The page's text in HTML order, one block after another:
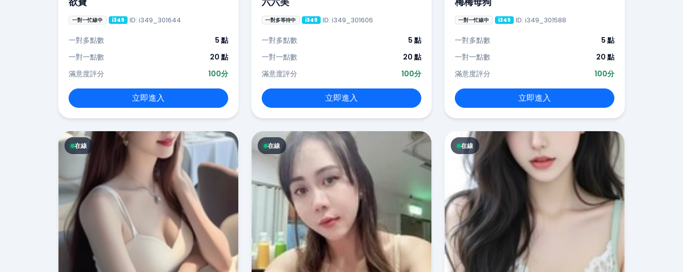
一對一忙線中 i349 ID: i349_301644
一對多點數
5 點
一對一點數
20 點
滿意度評分
100分
立即進入
一對多等待中 i349 ID: i349_301606
一對多點數
5 點
一對一點數
20 點
滿意度評分
100分
立即進入
一對一忙線中 i349 ID: i349_301588
一對多點數
5 點
一對一點數
20 點
滿意度評分
100分
立即進入
在線 在線 在線